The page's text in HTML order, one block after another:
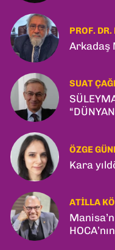
PROF.
Arkadaş
SUAT
ÖZGE
Kara
ATILLA